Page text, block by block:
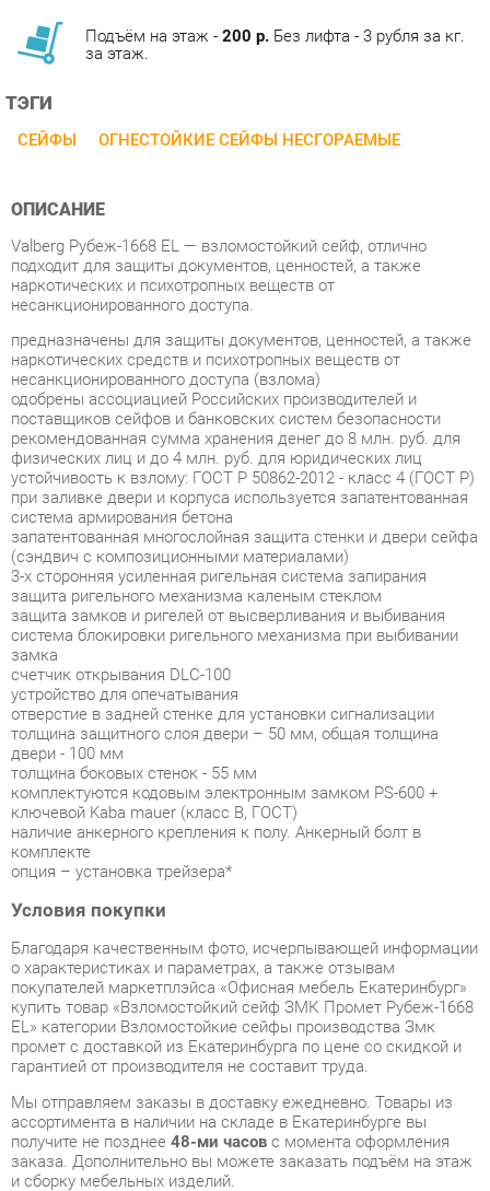
ТЭГИ
ОПИСАНИЕ
подходит для защиты документов, ценностей, а также
несанкционированного доступа.
предназначены для защиты документов, ценностей, а также
наркотических средств и психотропных веществ от
несанкционированного доступа (взлома)
одобрены ассоциацией Российских производителей и
поставщиков сейфов и банковских систем безопасности
рекомендованная сумма хранения денег до 8 млн. руб. для
физических лиц и до 4 млн. руб. для юридических лиц
устойчивость к взлому: ГОСТ Р 50862-2012 - класс 4 (ГОСТ Р)
при заливке двери и корпуса используется запатентованная
система армирования бетона
запатентованная многослойная защита стенки и двери сейфа
(сэндвич с композиционными материалами)
3-х сторонняя усиленная ригельная система запирания
защита ригельного механизма каленым стеклом
защита замков и ригелей от высверливания и выбивания
система блокировки ригельного механизма при выбивании
замка
счетчик открывания DLC-100
устройство для опечатывания
отверстие в задней стенке для установки сигнализации
толщина защитного слоя двери – 50 мм, общая толщина
двери - 100 мм
толщина боковых стенок - 55 мм
комплектуются кодовым электронным замком PS-600 +
ключевой Kaba mauer (класс В, ГОСТ)
наличие анкерного крепления к полу. Анкерный болт в
комплекте
опция – установка трейзера*
Условия покупки
Благодаря качественным фото, исчерпывающей информации
о характеристиках и параметрах, а также отзывам
купить товар «Взломостойкий сейф ЗМК Промет Рубеж-1668
промет с доставкой из Екатеринбурга по цене со скидкой и
гарантией от производителя не составит труда.
Мы отправляем заказы в доставку ежедневно. Товары из
ассортимента в наличии на складе в Екатеринбурге вы
получите не позднее 48-ми часовс момента оформления
заказа. Дополнительно вы можете заказать подъём на этаж
Срок доставки в другие регионы, и для товаров, находящихся
на складах производителей, рассчитывается индивидуально.
Уточнить наличие, срок и стоимость доставки вы можете
через формуобратной связи.